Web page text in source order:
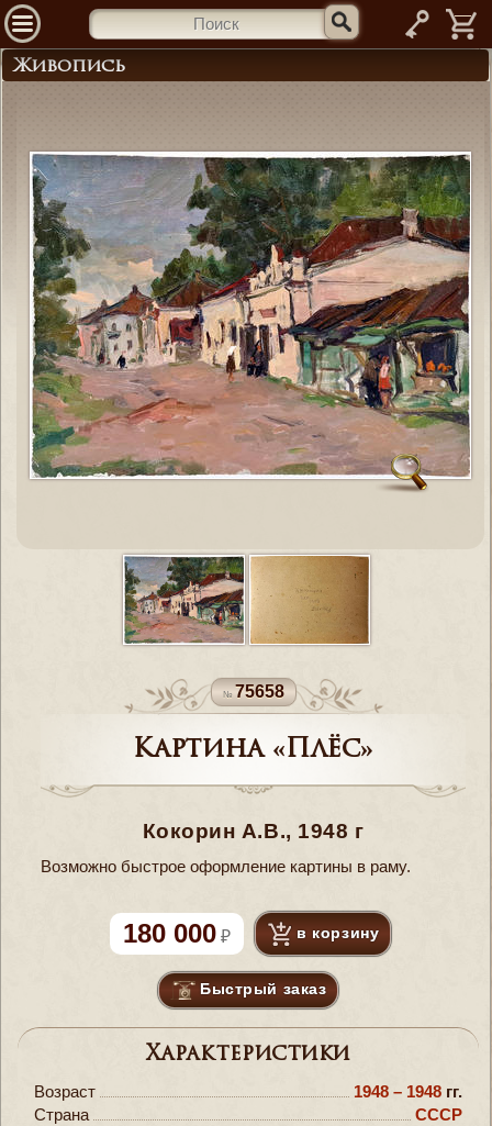
—
Живопись
75658
Картина «Плёс»
Кокорин А.В., 1948 г
Возможно быстрое оформление картины в раму.
180 000 в корзину
Быстрый заказ
Характеристики
Возраст 1948 – 1948 гг.
Страна
СССР